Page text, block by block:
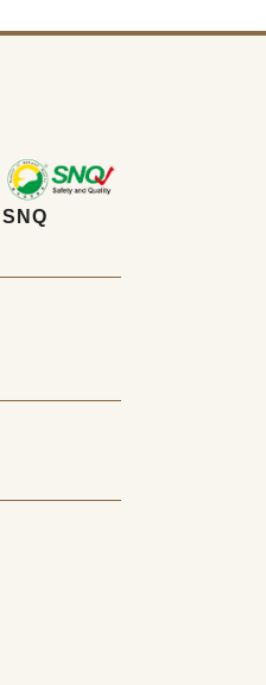
SNQ